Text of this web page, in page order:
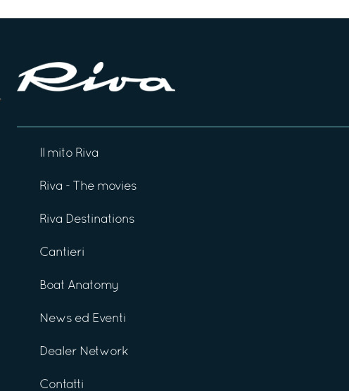
Il mito Riva
Riva - The movies
Riva Destinations
Cantieri
Boat Anatomy
News ed Eventi
Dealer Network
Contatti